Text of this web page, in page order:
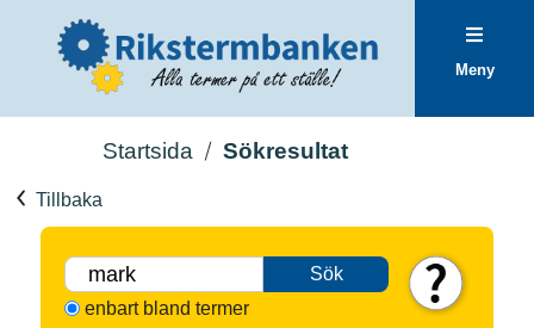
Meny
Startsida Sökresultat
Tillbaka
Sök
enbart bland termer